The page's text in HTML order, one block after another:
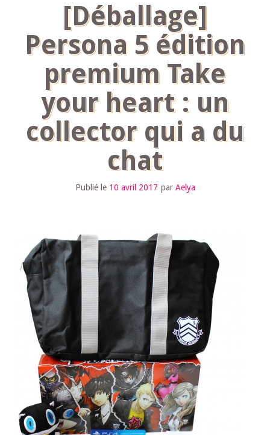
[Déballage]
Persona 5 édition
premium Take
your heart : un
collector qui a du
chat
Publié le 10 avril 2017 par Aelya